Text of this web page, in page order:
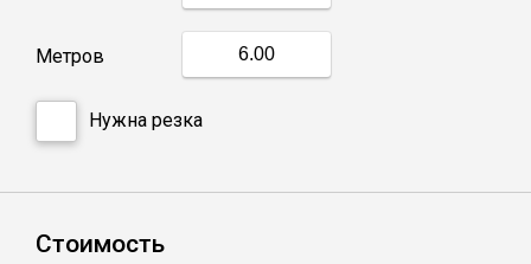
Полоса
Метров
Нужна резка
Стоимость